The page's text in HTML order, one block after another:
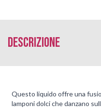
Descrizione
Questo liquido offre una
lamponi dolci che danzano